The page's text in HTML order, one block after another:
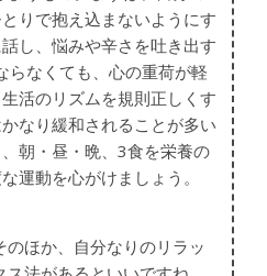
りで抱え込まないようにす
し、悩みや辛さを吐き出す
らなくても、心の重荷が軽
活のリズムを規則正しくす
なり緩和されることが多い
朝・昼・晩、3食を栄養の
運動を心がけましょう。
のほか、自分なりのリラッ